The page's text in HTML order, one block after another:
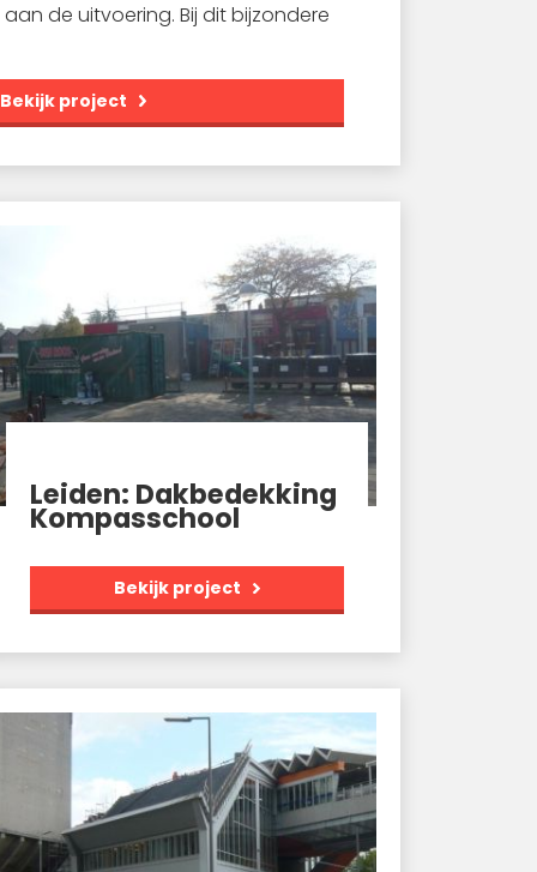
de uitvoering. Bij dit bijzondere
Bekijk project
Leiden: Dakbedekking
Kompasschool
Bekijk project